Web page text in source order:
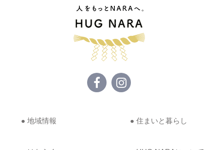
● 地域情報 ● 住まいと暮らし